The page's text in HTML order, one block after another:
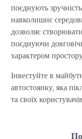
поєднують
навколишнє
дозволяє
поєднуючи
характером
Інвестуйте в
автостоянку, яка
та своїх